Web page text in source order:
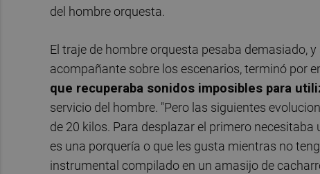
del hombre orquesta.
El traje de hombre orquesta pesaba demasiado,
acompañante sobre los escenarios, terminó por
que recuperaba sonidos imposibles para
servicio del hombre. "Pero las siguientes
de 20 kilos. Para desplazar el primero
es una porquería o que les gusta mientras no
instrumental compilado en un amasijo de